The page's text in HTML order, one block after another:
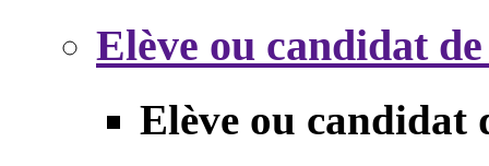
Elève ou candidat
Elève ou candidat